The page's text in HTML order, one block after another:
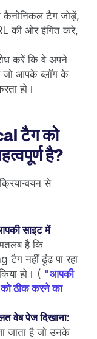
कैनोनिकल टैग जोड़ें,
की ओर इंगित करे,
करें कि वे अपने
आपके ब्लॉग के
हो।
टैग को
है?
से
साइट में
है कि
नहीं ढूंढ पा रहा
हो। ( "आपकी
ठीक करने का
वेब पेज दिखाना:
जाता है जो उनके